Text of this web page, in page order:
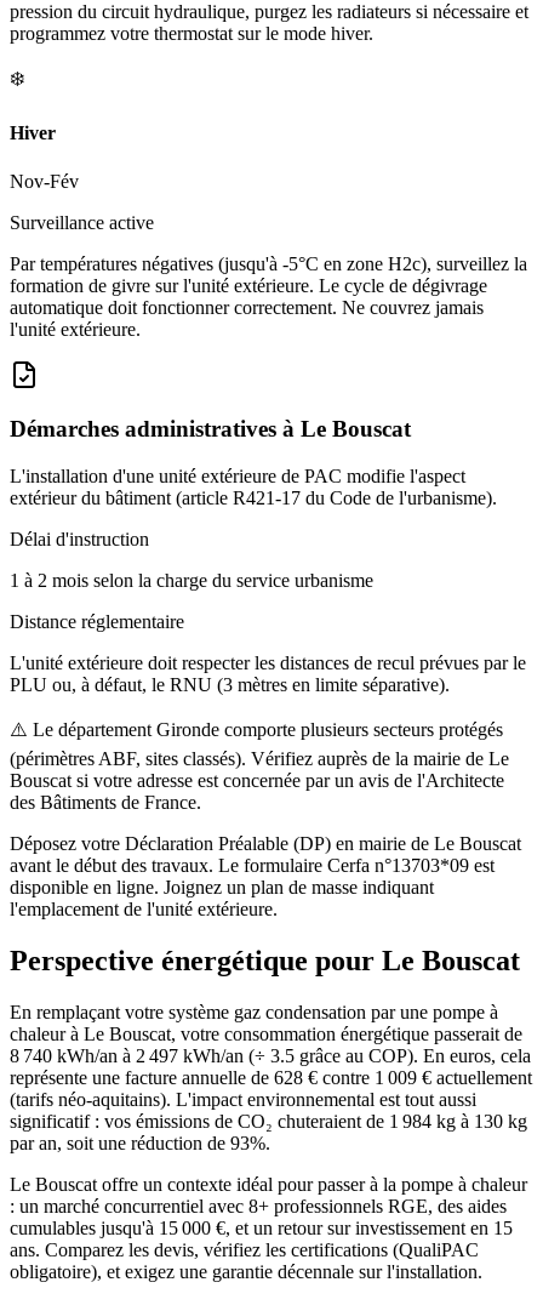
pression du circuit hydraulique, purgez les radiateurs si nécessaire et
programmez votre thermostat sur le mode hiver.
❄️
Hiver
Nov-Fév
Surveillance active
Par températures négatives (jusqu'à -5°C en zone H2c), surveillez la
formation de givre sur l'unité extérieure. Le cycle de dégivrage
automatique doit fonctionner correctement. Ne couvrez jamais
l'unité extérieure.
Démarches administratives à Le Bouscat
L'installation d'une unité extérieure de PAC modifie l'aspect
extérieur du bâtiment (article R421-17 du Code de l'urbanisme).
Délai d'instruction
1 à 2 mois selon la charge du service urbanisme
Distance réglementaire
L'unité extérieure doit respecter les distances de recul prévues par le
PLU ou, à défaut, le RNU (3 mètres en limite séparative).
⚠️ Le département Gironde comporte plusieurs secteurs protégés
(périmètres ABF, sites classés). Vérifiez auprès de la mairie de Le
Bouscat si votre adresse est concernée par un avis de l'Architecte
des Bâtiments de France.
Déposez votre Déclaration Préalable (DP) en mairie de Le Bouscat
avant le début des travaux. Le formulaire Cerfa n°13703*09 est
disponible en ligne. Joignez un plan de masse indiquant
l'emplacement de l'unité extérieure.
Perspective énergétique pour Le Bouscat
En remplaçant votre système gaz condensation par une pompe à
chaleur à Le Bouscat, votre consommation énergétique passerait de
8 740 kWh/an à 2 497 kWh/an (÷ 3.5 grâce au COP). En euros, cela
représente une facture annuelle de 628 € contre 1 009 € actuellement
(tarifs néo-aquitains). L'impact environnemental est tout aussi
significatif : vos émissions de CO₂ chuteraient de 1 984 kg à 130 kg
par an, soit une réduction de 93%.
Le Bouscat offre un contexte idéal pour passer à la pompe à chaleur
: un marché concurrentiel avec 8+ professionnels RGE, des aides
cumulables jusqu'à 15 000 €, et un retour sur investissement en 15
ans. Comparez les devis, vérifiez les certifications (QualiPAC
obligatoire), et exigez une garantie décennale sur l'installation.